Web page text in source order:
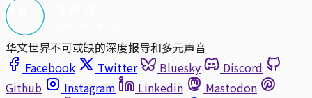
华文世界不可或缺的深度报导和多元声音
Facebook
Twitter Bluesky
Discord
Github
Instagram Linkedin
Mastodon